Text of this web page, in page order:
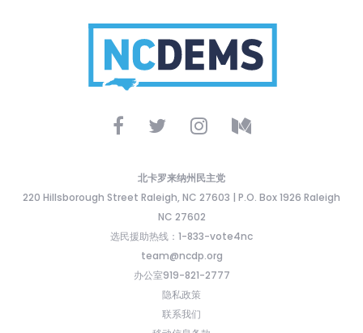
北卡罗来纳州民主党
220 Hillsborough Street Raleigh, NC 27603 | P.O. Box 1926 Raleigh
NC 27602
选民援助热线：1-833-vote4nc
team@ncdp.org
办公室919-821-2777
隐私政策
联系我们